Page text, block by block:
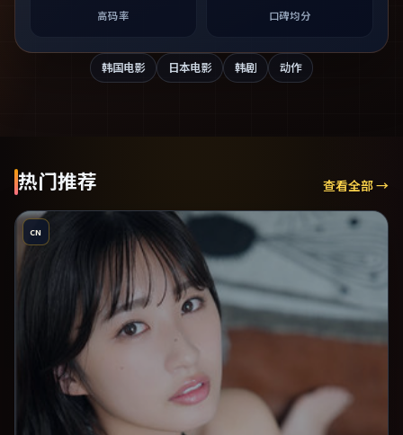
高码率 口碑均分
韩国电影 日本电影 韩剧 动作
热门推荐 查看全部 →
CN